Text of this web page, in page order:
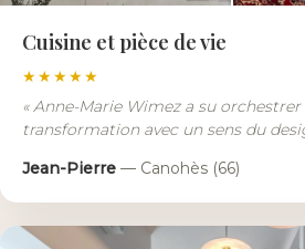
Cuisine et pièce de vie
★★★★★
«Anne-Marie Wimez a su
transformation avec un sens du
Jean-Pierre — Canohès (66)